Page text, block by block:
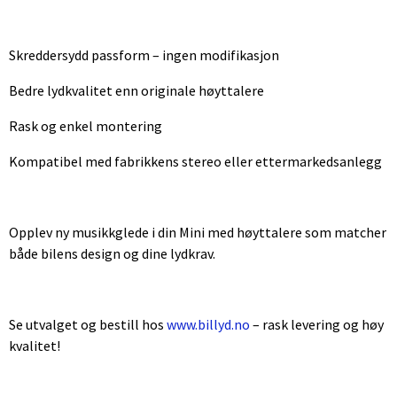
Skreddersydd passform – ingen modifikasjon
Bedre lydkvalitet enn originale høyttalere
Rask og enkel montering
Kompatibel med fabrikkens stereo eller ettermarkedsanlegg
Opplev ny musikkglede i din Mini med høyttalere som matcher
både bilens design og dine lydkrav.
Se utvalget og bestill hos www.billyd.no – rask levering og høy
kvalitet!